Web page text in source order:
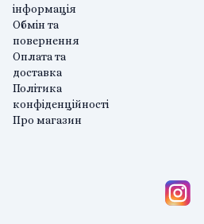
інформація
Обмін та
повернення
Оплата та
доставка
Політика
конфіденційності
Про магазин